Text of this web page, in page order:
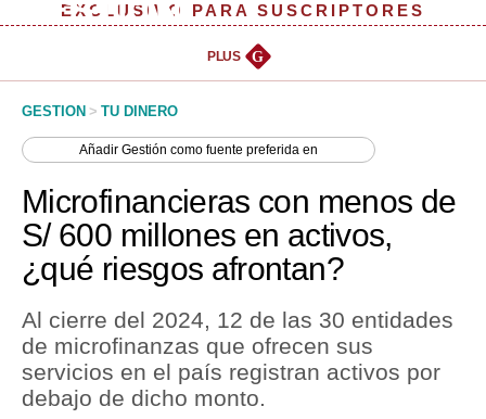
Management & Empleo
Perú
Política
Finanzas Personales
Inmobiliarias
EXCLUSIVO PARA SUSCRIPTORES
PLUS G
GESTION > TU DINERO
AñadirGestión como fuente preferida en
Microfinancieras con menos de
S/ 600 millones en activos,
¿qué riesgos afrontan?
Al cierre del 2024, 12 de las 30 entidades
de microfinanzas que ofrecen sus
servicios en el país registran activos por
debajo de dicho monto.